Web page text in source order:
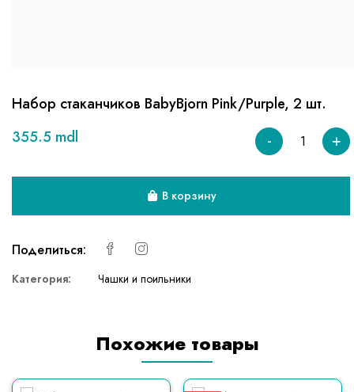
Набор стаканчиков BabyBjorn Pink/Purple, 2 шт.
355.5 mdl
- +
В корзину
Поделиться:
Категория: Чашки и поильники
Похожие товары